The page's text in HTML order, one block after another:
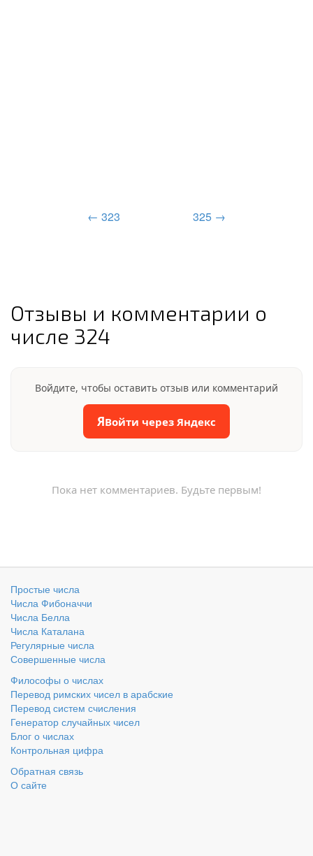
← 323 325 →
Отзывы и комментарии о
числе 324
Войдите, чтобы оставить отзыв или комментарий
ЯВойти через Яндекс
Пока нет комментариев. Будьте первым!
Простые числа
Числа Фибоначчи
Числа Белла
Числа Каталана
Регулярные числа
Совершенные числа
Философы о числах
Перевод римских чисел в арабские
Перевод систем счисления
Генератор случайных чисел
Блог о числах
Контрольная цифра
Обратная связь
О сайте